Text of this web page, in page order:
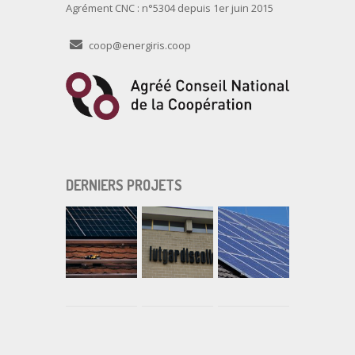
Agrément CNC : n°5304 depuis 1er juin 2015
coop@energiris.coop
DERNIERS PROJETS